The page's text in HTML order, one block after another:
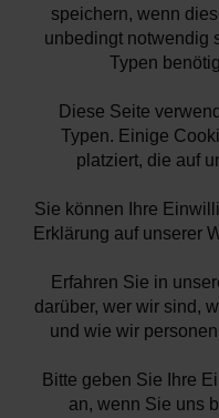
speichern, wenn
unbedingt notwendig
Typen
Diese Seite
Typen. Einige
platziert, die auf
Sie können Ihre
Erklärung auf unserer
Erfahren Sie in
darüber, wer wir sind,
und wie wir
Bitte geben Sie Ihre
an, wenn Sie uns